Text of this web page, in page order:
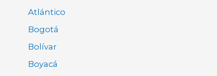
Atlántico
Bogotá
Bolívar
Boyacá